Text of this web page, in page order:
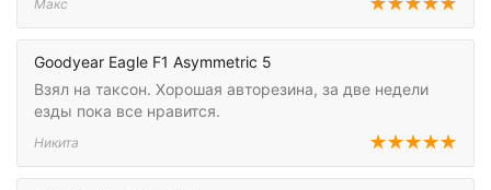
Макс
Goodyear Eagle F1 Asymmetric 5
Взял на таксон. Хорошая авторезина, за две недели
езды пока все нравится.
Никита